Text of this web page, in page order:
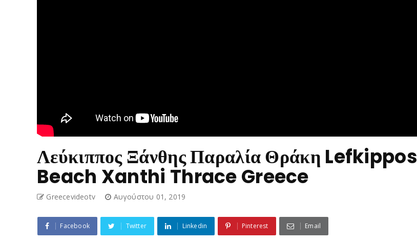
Λεύκιππος Ξάνθης Παραλία Θράκη Lefkippos
Beach Xanthi Thrace Greece
Greecevideotv Αυγούστου 01, 2019
Facebook Twitter Linkedin Pinterest Email